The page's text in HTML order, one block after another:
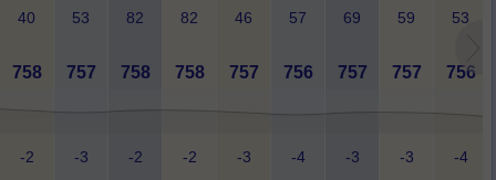
40 53 82 82 46 57 69 59 53
758 757 758 758 757 756 757 757 756
-2 -3 -2 -2 -3 -4 -3 -3 -4